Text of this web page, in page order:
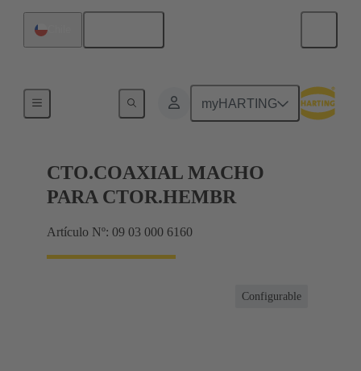
myHARTING
CTO.COAXIAL MACHO
PARA CTOR.HEMBR
Artículo Nº: 09 03 000 6160
Configurable